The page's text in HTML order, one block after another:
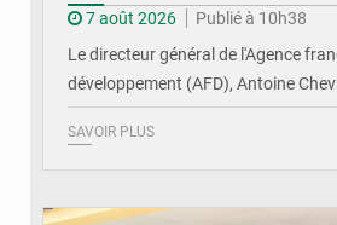
7 août 2026
Publié à 10h38
Le directeur général de l'Agence
développement (AFD), Antoine
SAVOIR PLUS